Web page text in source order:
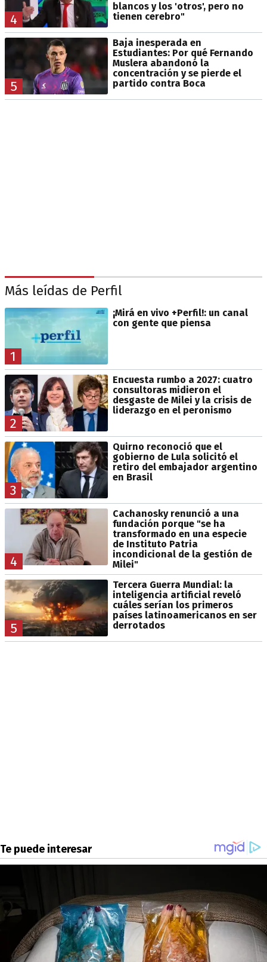
4
blancos y los 'otros', pero no
tienen cerebro"
5
Baja inesperada en
Estudiantes: Por qué Fernando
Muslera abandonó la
concentración y se pierde el
partido contra Boca
Más leídas de Perfil
1
¡Mirá en vivo +Perfil!: un canal
con gente que piensa
2
Encuesta rumbo a 2027: cuatro
consultoras midieron el
desgaste de Milei y la crisis de
liderazgo en el peronismo
3
Quirno reconoció que el
gobierno de Lula solicitó el
retiro del embajador argentino
en Brasil
4
Cachanosky renunció a una
fundación porque "se ha
transformado en una especie
de Instituto Patria
incondicional de la gestión de
Milei"
5
Tercera Guerra Mundial: la
inteligencia artificial reveló
cuáles serían los primeros
países latinoamericanos en ser
derrotados